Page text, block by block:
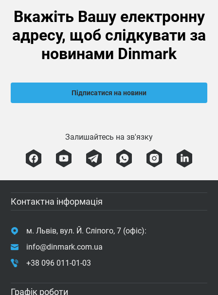
Вкажіть Вашу електронну
адресу, щоб слідкувати за
новинами Dinmark
Підписатися на новини
Залишайтесь на зв'язку
Контактна інформація
м. Львів, вул. Й. Сліпого, 7 (офіс):
info@dinmark.com.ua
+38 096 011-01-03
Графік роботи